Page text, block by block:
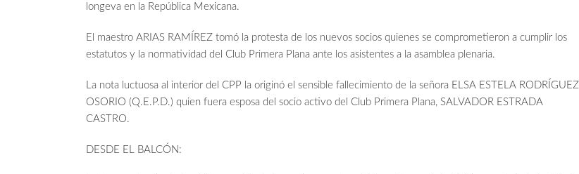
longeva en la República Mexicana.
El maestro ARIAS RAMÍREZ tomó la protesta de los nuevos socios quienes se comprometieron a cumplir los
estatutos y la normatividad del Club Primera Plana ante los asistentes a la asamblea plenaria.
La nota luctuosa al interior del CPP la originó el sensible fallecimiento de la señora ELSA ESTELA RODRÍGUEZ
OSORIO (Q.E.P.D.) quien fuera esposa del socio activo del Club Primera Plana, SALVADOR ESTRADA
CASTRO.
DESDE EL BALCÓN: